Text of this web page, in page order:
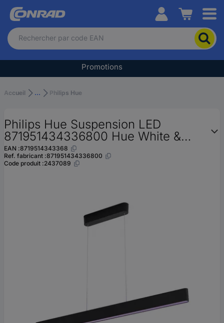
Conrad
Pour
chercher
produit,
un
un
code
produit,
un
n°
Promotions
Accueil ... Philips Hue
Philips Hue Suspension LED
871951434336800 Hue White &
Col. Amb. Ensis LED intégrée 79 W
EAN :8719514343368
Ref. fabricant :871951434336800
Code produit :2437089